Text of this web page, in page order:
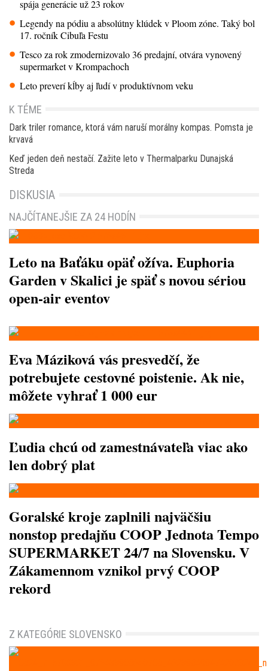
spája generácie už 23 rokov
Legendy na pódiu a absolútny klúdek v Ploom zóne. Taký bol
17. ročník Cibuľa Festu
Tesco za rok zmodernizovalo 36 predajní, otvára vynovený
supermarket v Krompachoch
Leto preverí kĺby aj ľudí v produktívnom veku
K TÉME
Dark triler romance, ktorá vám naruší morálny kompas. Pomsta je
krvavá
Keď jeden deň nestačí. Zažite leto v Thermalparku Dunajská
Streda
DISKUSIA
NAJČÍTANEJŠIE ZA 24 HODÍN
Leto na Baťáku opäť ožíva. Euphoria
Garden v Skalici je späť s novou sériou
open-air eventov
Eva Máziková vás presvedčí, že
potrebujete cestovné poistenie. Ak nie,
môžete vyhrať 1 000 eur
Ľudia chcú od zamestnávateľa viac ako
len dobrý plat
Goralské kroje zaplnili najväčšiu
nonstop predajňu COOP Jednota Tempo
SUPERMARKET 24/7 na Slovensku. V
Zákamennom vznikol prvý COOP
rekord
Z KATEGÓRIE SLOVENSKO